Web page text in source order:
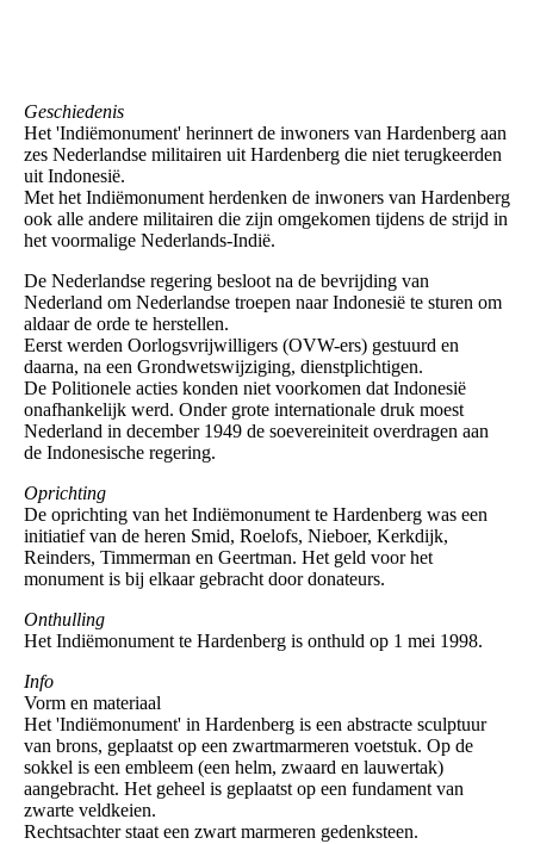
Geschiedenis
Het 'Indiëmonument' herinnert de inwoners van Hardenberg aan
zes Nederlandse militairen uit Hardenberg die niet terugkeerden
uit Indonesië.
Met het Indiëmonument herdenken de inwoners van Hardenberg
ook alle andere militairen die zijn omgekomen tijdens de strijd in
het voormalige Nederlands-Indië.
De Nederlandse regering besloot na de bevrijding van
Nederland om Nederlandse troepen naar Indonesië te sturen om
aldaar de orde te herstellen.
Eerst werden Oorlogsvrijwilligers (OVW-ers) gestuurd en
daarna, na een Grondwetswijziging, dienstplichtigen.
De Politionele acties konden niet voorkomen dat Indonesië
onafhankelijk werd. Onder grote internationale druk moest
Nederland in december 1949 de soevereiniteit overdragen aan
de Indonesische regering.
Oprichting
De oprichting van het Indiëmonument te Hardenberg was een
initiatief van de heren Smid, Roelofs, Nieboer, Kerkdijk,
Reinders, Timmerman en Geertman. Het geld voor het
monument is bij elkaar gebracht door donateurs.
Onthulling
Het Indiëmonument te Hardenberg is onthuld op 1 mei 1998.
Info
Vorm en materiaal
Het 'Indiëmonument' in Hardenberg is een abstracte sculptuur
van brons, geplaatst op een zwartmarmeren voetstuk. Op de
sokkel is een embleem (een helm, zwaard en lauwertak)
aangebracht. Het geheel is geplaatst op een fundament van
zwarte veldkeien.
Rechtsachter staat een zwart marmeren gedenksteen.